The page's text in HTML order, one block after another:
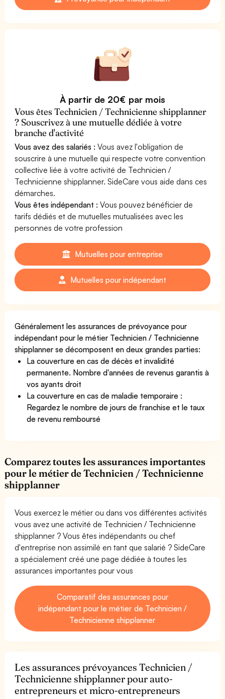
À partir de 20€ par mois
Vous êtes Technicien / Technicienne shipplanner
? Souscrivez à une mutuelle dédiée à votre
branche d'activité
Vous avez des salariés : Vous avez l'obligation de
souscrire à une mutuelle qui respecte votre convention
collective liée à votre activité de Technicien /
Technicienne shipplanner. SideCare vous aide dans ces
démarches.
Vous êtes indépendant : Vous pouvez bénéficier de
tarifs dédiés et de mutuelles mutualisées avec les
personnes de votre profession
Mutuelles pour entreprise
Mutuelles pour indépendant
Généralement les assurances de prévoyance pour
indépendant pour le métier Technicien / Technicienne
shipplanner se décomposent en deux grandes parties:
La couverture en cas de décès et invalidité
permanente. Nombre d'années de revenus garantis à
vos ayants droit
La couverture en cas de maladie temporaire :
Regardez le nombre de jours de franchise et le taux
de revenu remboursé
Comparez toutes les assurances importantes
pour le métier de Technicien / Technicienne
shipplanner
Vous exercez le métier ou dans vos différentes activités
vous avez une activité de Technicien / Technicienne
shipplanner ? Vous êtes indépendants ou chef
d'entreprise non assimilé en tant que salarié ? SideCare
a spécialement créé une page dédiée à toutes les
assurances importantes pour vous
Comparatif des assurances pour
indépendant pour le métier de Technicien /
Technicienne shipplanner
Les assurances prévoyances Technicien /
Technicienne shipplanner pour auto-
entrepreneurs et micro-entrepreneurs